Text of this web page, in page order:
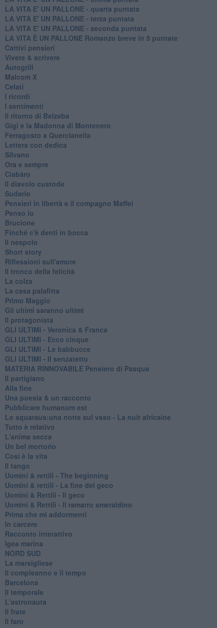
LA VITA E' UN PALLONE - quarta puntata
LA VITA E' UN PALLONE - terza puntata
LA VITA E' UN PALLONE - seconda puntata
LA VITA È UN PALLONE Romanzo breve in 5 puntate
Cattivi pensieri
Vivere & scrivere
Autogrill
Malcom X
Celati
I ricordi
I sentimenti
Il ritorno di Belzeba
Gigi e la Madonna di Montenero
Ferragosto a Quercianella
Lettera con dedica
Silvano
Ora e sempre
Ciabàro
Il diavolo custode
Sudario
Pensieri in libertà e il compagno Maffei
Penso io
Brucione
Finché c'è denti in bocca
Il nespolo
Short story
Riflessioni sull'amore
Il tronco della felicità
La colza
La casa palafitta
Primo Maggio
Gli ultimi saranno ultimi
Il protagonista
GLI ULTIMI - Veronica & Franca
GLI ULTIMI - Ecco cinque
GLI ULTIMI - Le babbucce
GLI ULTIMI - Il senzatetto
MATERIA RINNOVABILE Pensiero di Pasqua
Il partigiano
Alla fine
Una poesia & un racconto
Pubblicare humanum est
Lo squaraus:una notte sul vaso - La nuit africaine
Tutto è relativo
L'anima secca
Un bel mortorio
Cosi è la vita
Il tango
​Uomini & rettili - The beginning
​Uomini & rettili - La fine del geco
Uomini & Rettili - Il geco
Uomini & Rettili - Il ramarro smeraldino
Prima che mi addormenti
In carcere
Racconto interattivo
Igea marina
​NORD SUD
La marsigliese
Il compleanno e il tempo
Barcelona
Il temporale
L'astronauta
Il frate
Il faro